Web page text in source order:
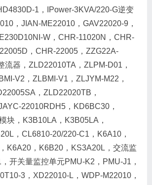
1，IPower-3KVA/220-G逆变
，JIAN-ME22010，GAV22020-9，
W，CHR-11020N，CHR-
，CHR-22005，ZZG22A-
流器，ZLD22010TA，ZLPM-D01，
V2，ZLBMI-V1，ZLJYM-M22，
，ZLD22020TB，
22010RDH5，KD6BC30，
块，K3B10LA，K3B05LA，
，CL6810-20/220-C1，K6A10，
K6A20，K6B20，KS3A20L，交流监
开关量监控单元PMU-K2，PMU-J1，
3，XD22010-L，WDP-M22010，